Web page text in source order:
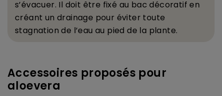
s’évacuer. Il doit être fixé au bac décoratif en
créant un drainage pour éviter toute
stagnation de l’eau au pied de la plante.
Accessoires proposés pour
aloevera